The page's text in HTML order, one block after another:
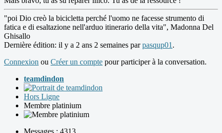
"poi Dio creò la bicicletta perché l'uomo ne facesse strumento di
fatica e di esaltazione nell'arduo itinerario della vita", Madonna Del
Ghisallo
Dernière édition: il y a 2 ans 2 semaines parpasqup01 .
Connexion ou Créer un compte pour participer à la conversation.
teamdindon
Hors Ligne
Membre platinium
Messages : 4313